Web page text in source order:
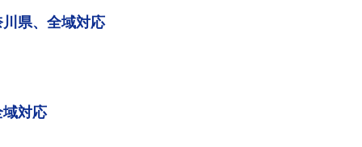
県、全域対応
対応